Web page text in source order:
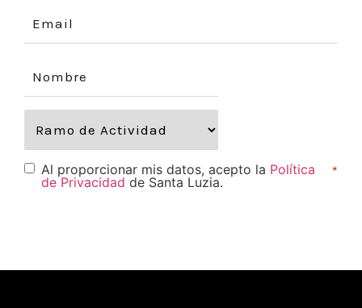
Al proporcionar mis datos, acepto la Política
de Privacidad de Santa Luzia.
*